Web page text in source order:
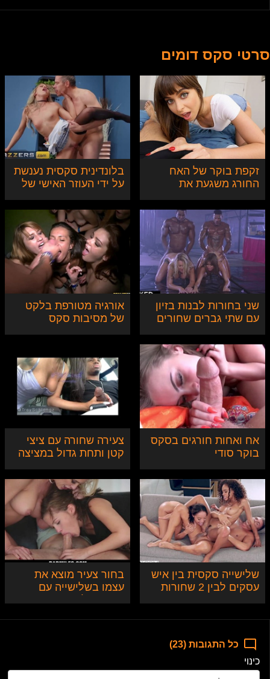
סרטי סקס דומים
זקפת בוקר של האח
החורג משגעת את
בלונדינית סקסית נענשת
על ידי העוזר האישי של
שני בחורות לבנות בזיון
עם שתי גברים שחורים
אורגיה מטורפת בלקט
של מסיבות סקס
אח ואחות חורגים בסקס
בוקר סודי
צעירה שחורה עם ציצי
קטן ותחת גדול במציצה
שלישייה סקסית בין איש
עסקים לבין 2 שחורות
בחור צעיר מוצא את
עצמו בשלישייה עם
כל התגובות (23)
כינוי